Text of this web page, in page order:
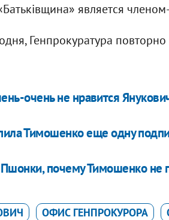
является
Генпрокуратура
очень не нравится
Тимошенко еще одну
Пшонки, почему Тимошенко не
ОФИС ГЕНПРОКУРОРА